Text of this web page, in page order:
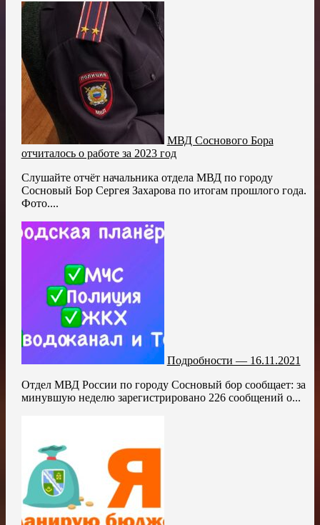
МВД Соснового Бора
отчиталось о работе за 2023 год
Слушайте отчёт начальника отдела МВД по городу
Сосновый Бор Сергея Захарова по итогам прошлого года.
Фото....
Подробности — 16.11.2021
Отдел МВД России по городу Сосновый бор сообщает: за
минувшую неделю зарегистрировано 226 сообщений о...